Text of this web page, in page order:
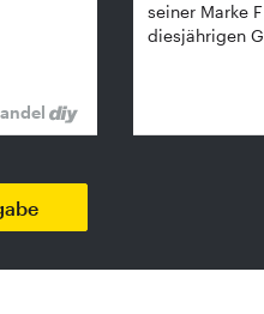
seiner Marke
diesjährigen